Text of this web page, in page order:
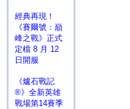
經典再現！
《賽爾號：巔
峰之戰》正式
定檔 8 月 12
日開服
《爐石戰記
®》全新英雄
戰場第14賽季